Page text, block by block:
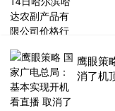
鹰眼策
消了机